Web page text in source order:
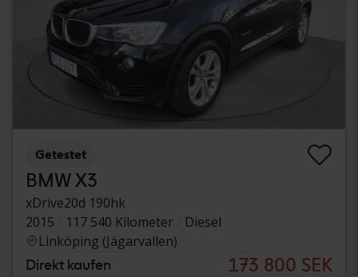
Getestet
BMW X3
xDrive20d 190hk
2015
117 540 Kilometer
Diesel
Linköping (Jägarvallen)
Direkt kaufen 173 800 SEK